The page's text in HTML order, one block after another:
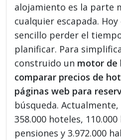
alojamiento es la parte
cualquier escapada.
sencillo perder el
planificar. Para
construido un motor de
comparar precios de
páginas web para
búsqueda.
358.000 hoteles,
pensiones y 3.972.000